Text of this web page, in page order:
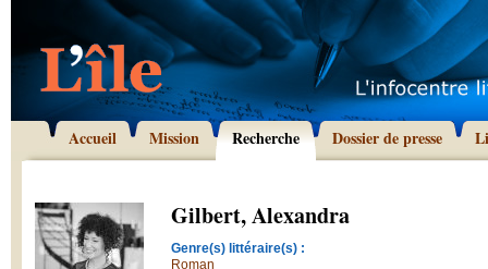
Accueil Mission Recherche Dossier de presse
Gilbert, Alexandra
Genre(s) littéraire(s) :
Roman